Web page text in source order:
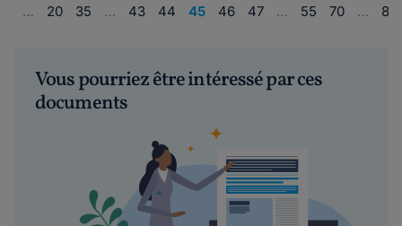
… 20 35 … 43 44 45 46 47 … 55 70 … 86
Vous pourriez être intéressé par ces
documents